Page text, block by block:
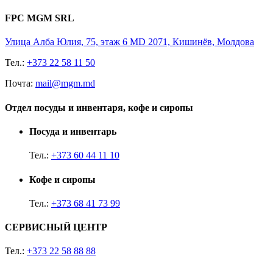
FPC MGM SRL
Улица Алба Юлия, 75, этаж 6 MD 2071, Кишинёв, Молдова
Тел.: +373 22 58 11 50
Почта: mail@mgm.md
Отдел посуды и инвентаря, кофе и сиропы
Посуда и инвентарь
Тел.: +373 60 44 11 10
Кофе и сиропы
Тел.: +373 68 41 73 99
СЕРВИСНЫЙ ЦЕНТР
Тел.: +373 22 58 88 88